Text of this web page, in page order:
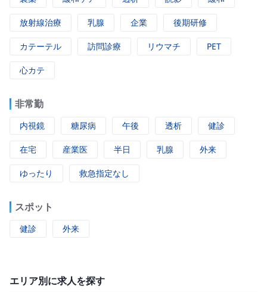
放射線治療 乳腺 企業 後期研修
カテーテル 訪問診療 リウマチ PET
心カテ
非常勤
内視鏡 糖尿病 午後 透析 健診
在宅 産業医 半日 乳腺 外来
ゆったり 救急指定なし
スポット
健診 外来
エリア別に求人を探す